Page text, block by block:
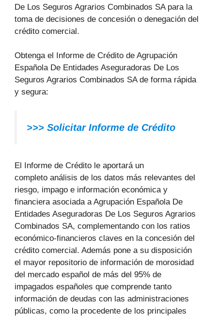
De Los Seguros Agrarios Combinados SA para la
toma de decisiones de concesión o denegación del
crédito comercial.
Obtenga el Informe de Crédito de Agrupación
Española De Entidades Aseguradoras De Los
Seguros Agrarios Combinados SA de forma rápida
y segura:
>>> Solicitar Informe de Crédito
El Informe de Crédito le aportará un
completo análisis de los datos más relevantes del
riesgo, impago e información económica y
financiera asociada a Agrupación Española De
Entidades Aseguradoras De Los Seguros Agrarios
Combinados SA, complementando con los ratios
económico-financieros claves en la concesión del
crédito comercial. Además pone a su disposición
el mayor repositorio de información de morosidad
del mercado español de más del 95% de
impagados españoles que comprende tanto
información de deudas con las administraciones
públicas, como la procedente de los principales